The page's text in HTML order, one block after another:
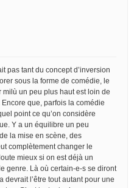
pas tant du concept d’inversion
sous la forme de comédie, le
un peu plus haut est loin de
que, parfois la comédie
point ce qu’on considère
Y a un équilibre un peu
la mise en scène, des
complètement changer le
mieux si on est déjà un
genre. Là où certain-e-s se diront
devrait l’être tout autant pour une